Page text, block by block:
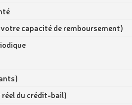
votre capacité de remboursement)
du crédit-bail)